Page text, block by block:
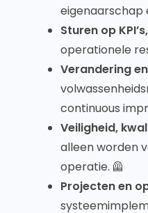
eigenaarschap
Sturen op
operationele
Verandering
continuous
Veiligheid,
alleen worden
operatie. 🦺
Projecten en